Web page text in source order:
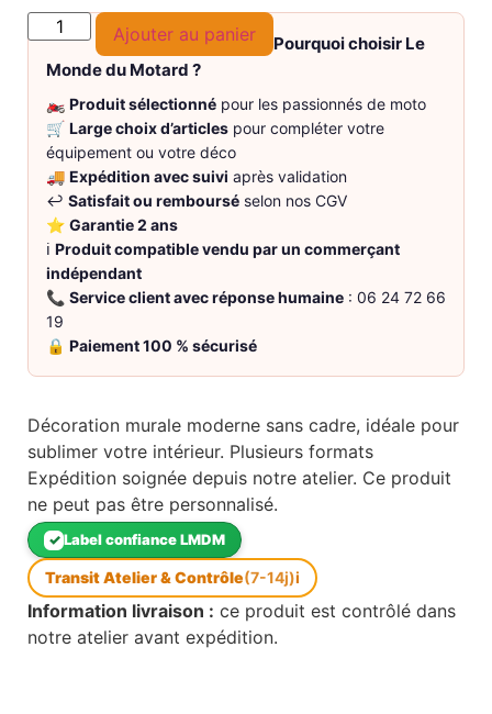
Ajouter au panier
Pourquoi choisir Le
Monde du Motard ?
🏍️ Produit sélectionné pour les passionnés de moto
🛒 Large choix d’articles pour compléter votre
équipement ou votre déco
🚚 Expédition avec suivi après validation
↩️ Satisfait ou remboursé selon nos CGV
⭐ Garantie 2 ans
ℹ️ Produit compatible vendu par un commerçant
indépendant
📞 Service client avec réponse humaine : 06 24 72 66
19
🔒 Paiement 100 % sécurisé
Décoration murale moderne sans cadre, idéale pour
sublimer votre intérieur. Plusieurs formats
Expédition soignée depuis notre atelier. Ce produit
ne peut pas être personnalisé.
✓ Label confiance LMDM
Transit Atelier & Contrôle(7-14j)i
Information livraison : ce produit est contrôlé dans
notre atelier avant expédition.